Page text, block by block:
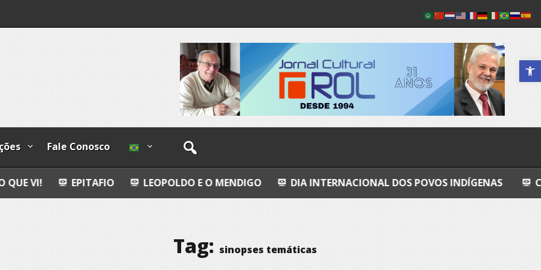
Abrir a
Fale Conosco
LEOPOLDO E O MENDIGO DIA INTERNACIONAL DOS POVOS INDÍGENAS COSMOS
Tag: sinopses temáticas